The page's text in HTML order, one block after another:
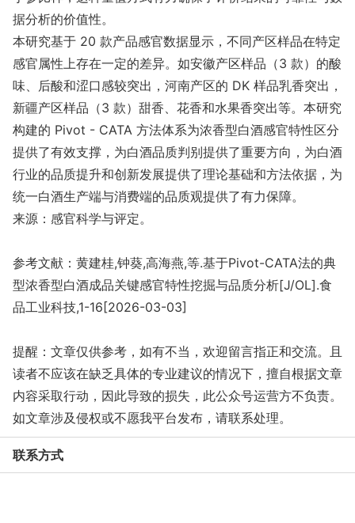
据分析的价值性。
本研究基于 20 款产品感官数据显示，不同产区样品在特定
感官属性上存在一定的差异。如安徽产区样品（3 款）的酸
味、后酸和涩口感较突出，河南产区的 DK 样品乳香突出，
新疆产区样品（3 款）甜香、花香和水果香突出等。本研究
构建的 Pivot - CATA 方法体系为浓香型白酒感官特性区分
提供了有效支撑，为白酒品质判别提供了重要方向，为白酒
行业的品质提升和创新发展提供了理论基础和方法依据，为
统一白酒生产端与消费端的品质观提供了有力保障。
来源：感官科学与评定。
参考文献：黄建桂,钟葵,高海燕,等.基于Pivot-CATA法的典
型浓香型白酒成品关键感官特性挖掘与品质分析[J/OL].食
品工业科技,1-16[2026-03-03]
提醒：文章仅供参考，如有不当，欢迎留言指正和交流。且
读者不应该在缺乏具体的专业建议的情况下，擅自根据文章
内容采取行动，因此导致的损失，此公众号运营方不负责。
如文章涉及侵权或不愿我平台发布，请联系处理。
联系方式